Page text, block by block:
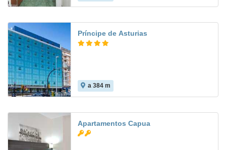
Príncipe de Asturias
a 384 m
Apartamentos Capua